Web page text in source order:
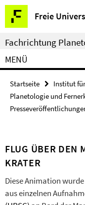
Springe
direkt
zu
Inhalt
Freie
Service-
Navigation
Fachrichtung
MENÜ
Startseite
Institut
Planetologie und
FLUG ÜBER DEN
KRATER
Diese Animation
aus einzelnen